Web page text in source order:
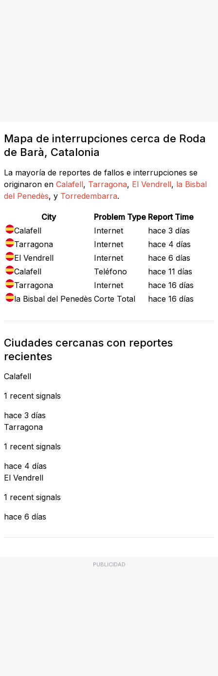
Mapa de interrupciones cerca de Roda
de Barà, Catalonia
La mayoría de reportes de fallos e interrupciones se
originaron en Calafell, Tarragona, El Vendrell, la Bisbal
del Penedès, y Torredembarra.
City Problem Type Report Time
Calafell
Internet
hace 3 días
Tarragona
Internet
hace 4 días
El Vendrell
Internet
hace 6 días
Calafell
Teléfono
hace 11 días
Tarragona
Internet
hace 16 días
la Bisbal del Penedès Corte Total hace 16 días
Ciudades cercanas con reportes
recientes
Calafell
1 recent signals
hace 3 días
Tarragona
1 recent signals
hace 4 días
El Vendrell
1 recent signals
hace 6 días
PUBLICIDAD